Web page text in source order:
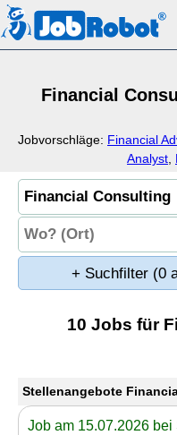
Financial
Jobvorschläge: Financial
Analyst
+ Suchfilter (0
10 Jobs für
Stellenangebote
Job am 15.07.2026